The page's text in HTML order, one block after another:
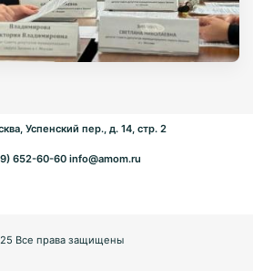
Успенский пер., д. 14, стр. 2
652-60-60 info@amom.ru
Все права защищены